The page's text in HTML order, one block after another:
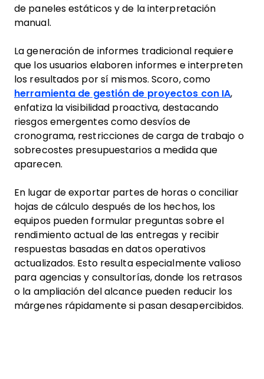
de paneles estáticos y de la interpretación
manual.
La generación de informes tradicional requiere
que los usuarios elaboren informes e interpreten
los resultados por sí mismos. Scoro, como
herramienta de gestión de proyectos con IA,
enfatiza la visibilidad proactiva, destacando
riesgos emergentes como desvíos de
cronograma, restricciones de carga de trabajo o
sobrecostes presupuestarios a medida que
aparecen.
En lugar de exportar partes de horas o conciliar
hojas de cálculo después de los hechos, los
equipos pueden formular preguntas sobre el
rendimiento actual de las entregas y recibir
respuestas basadas en datos operativos
actualizados. Esto resulta especialmente valioso
para agencias y consultorías, donde los retrasos
o la ampliación del alcance pueden reducir los
márgenes rápidamente si pasan desapercibidos.